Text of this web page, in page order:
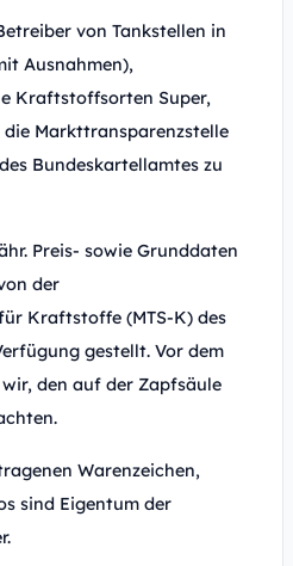
von Tankstellen in
Ausnahmen),
Kraftstoffsorten Super,
die Markttransparenzstelle
Bundeskartellamtes zu
Preis- sowie Grunddaten
der
Kraftstoffe (MTS-K) des
gestellt. Vor dem
den auf der Zapfsäule
Warenzeichen,
sind Eigentum der